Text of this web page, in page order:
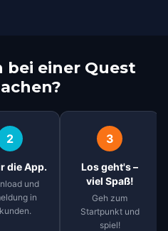
bei einer Quest
2
die App.
und
in
3
Los geht's –
viel Spaß!
Geh zum
Startpunkt und
spiel!